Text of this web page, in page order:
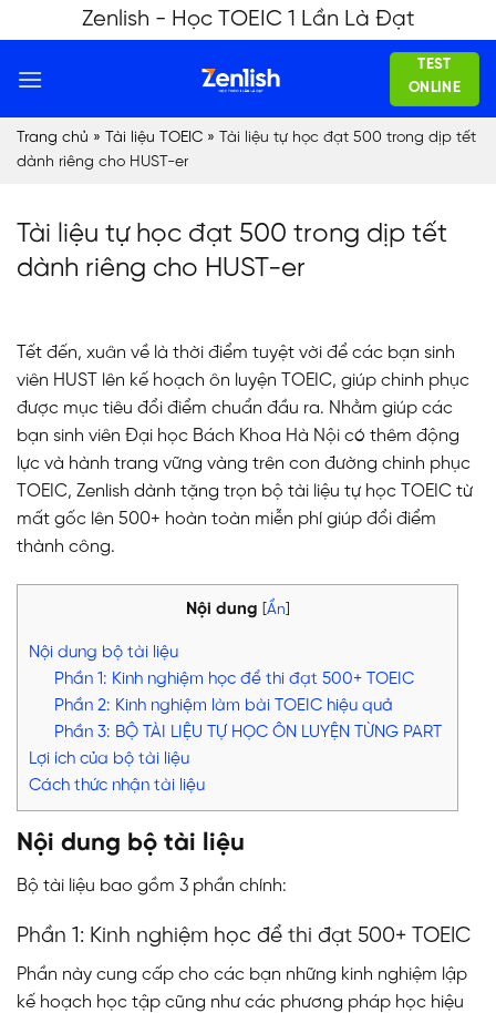
to
content
Zenlish - Học TOEIC 1 Lần Là Đạt
TEST
ONLINE
Trang chủ » Tài liệu TOEIC » Tài liệu tự học đạt 500 trong dịp tết
dành riêng cho HUST-er
Tài liệu tự học đạt 500 trong dịp tết
dành riêng cho HUST-er
Tết đến, xuân về là thời điểm tuyệt vời để các bạn sinh
viên HUST lên kế hoạch ôn luyện TOEIC, giúp chinh phục
được mục tiêu đổi điểm chuẩn đầu ra. Nhằm giúp các
bạn sinh viên Đại học Bách Khoa Hà Nội có thêm động
lực và hành trang vững vàng trên con đường chinh phục
TOEIC, Zenlish dành tặng trọn bộ tài liệu tự học TOEIC từ
mất gốc lên 500+ hoàn toàn miễn phí giúp đổi điểm
thành công.
Nội dung Ẩn
Nội dung bộ tài liệu
Phần 1: Kinh nghiệm học để thi đạt 500+ TOEIC
Phần 2: Kinh nghiệm làm bài TOEIC hiệu quả
Phần 3: BỘ TÀI LIỆU TỰ HỌC ÔN LUYỆN TỪNG PART
Lợi ích của bộ tài liệu
Cách thức nhận tài liệu
Nội dung bộ tài liệu
Bộ tài liệu bao gồm 3 phần chính:
Phần 1: Kinh nghiệm học để thi đạt 500+ TOEIC
Phần này cung cấp cho các bạn những kinh nghiệm lập
kế hoạch học tập cũng như các phương pháp học hiệu